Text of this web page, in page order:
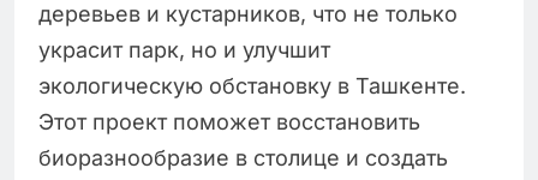
деревьев и кустарников, что не только
украсит парк, но и улучшит
экологическую обстановку в Ташкенте.
Этот проект поможет восстановить
биоразнообразие в столице и создать